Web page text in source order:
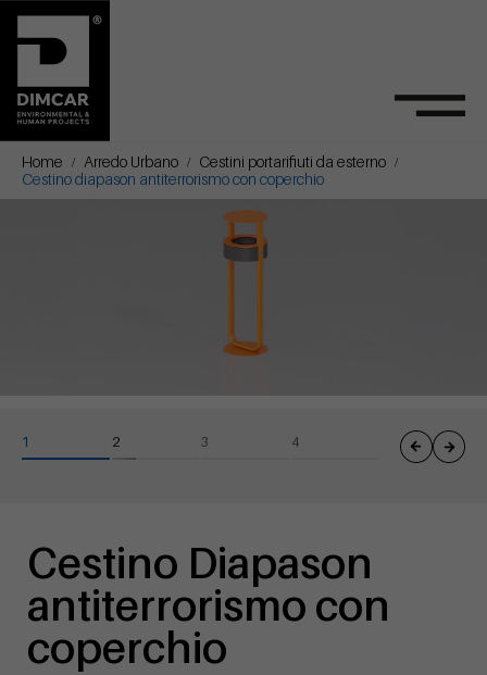
Home Arredo Urbano
Cestini portarifiuti da esterno
Cestino diapason antiterrorismo con coperchio
Cestino Diapason
antiterrorismo con
coperchio